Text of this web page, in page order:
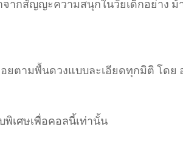
ากสัญญะความสนุกในวัยเด็กอย่าง ม้
ตามพื้นดวงแบบละเอียดทุกมิติ โดย
เศษเพื่อคอลนี้เท่านั้น